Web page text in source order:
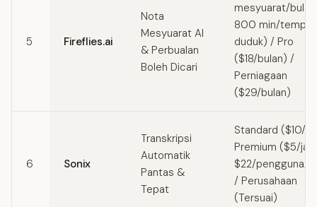
5 Fireflies.ai
Nota
Mesyuarat AI
& Perbualan
Boleh Dicari
mesyuarat/bulan,
800 min/tempat
duduk) / Pro
($18/bulan) /
Perniagaan
($29/bulan)
6 Sonix
Transkripsi
Automatik
Pantas &
Tepat
Standard ($10/
Premium ($5/
$22/pengguna/
/ Perusahaan
(Tersuai)